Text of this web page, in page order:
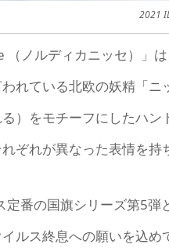
2021
（ノルディカニッセ）」
れている北欧の妖精「
）をモチーフにしたハ
ぞれが異なった表情を持
定番の国旗シリーズ第5
ルス終息への願いを込